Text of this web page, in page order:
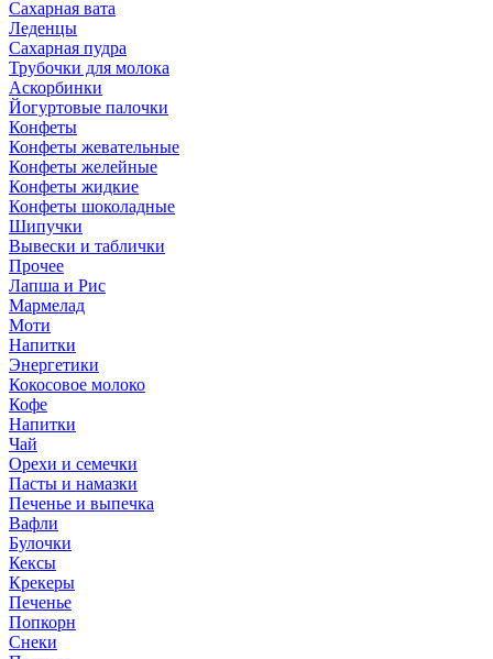
Сахарная вата
Леденцы
Сахарная пудра
Трубочки для молока
Аскорбинки
Йогуртовые палочки
Конфеты
Конфеты жевательные
Конфеты желейные
Конфеты жидкие
Конфеты шоколадные
Шипучки
Вывески и таблички
Прочее
Лапша и Рис
Мармелад
Моти
Напитки
Энергетики
Кокосовое молоко
Кофе
Напитки
Чай
Орехи и семечки
Пасты и намазки
Печенье и выпечка
Вафли
Булочки
Кексы
Крекеры
Печенье
Попкорн
Снеки